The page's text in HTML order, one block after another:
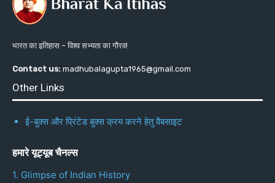
भारत का इतिहास – विश्व सभ्यता का गौरव!
Contact us: madhubalagupta1965@gmail.com
Other Links
ई-बुक्स और प्रिंटेड बुक्स क्रय करने हेतु वैबसाइट
हमारे यूट्यूब चैनल्स
1. Glimpse of Indian History